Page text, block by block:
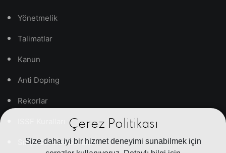
Çerez Politikası
Size daha iyi bir hizmet deneyimi sunabilmek için
Yönetmelik
Talimatlar
Kanun
Anti Doping
Rekorlar
Sıkça Sorulan Sorular